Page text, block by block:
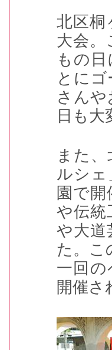
北区桐
大会。
もの
とに
さん
日も大
また
ルシ
園で
や伝統
や大道
た。こ
一回の
開催さ